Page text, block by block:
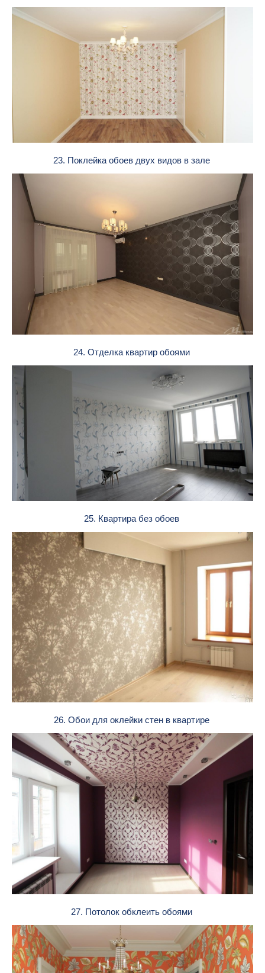
23. Поклейка обоев двух видов в зале
24. Отделка квартир обоями
25. Квартира без обоев
26. Обои для оклейки стен в квартире
27. Потолок обклеить обоями